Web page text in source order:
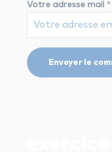
Votre adresse mail *